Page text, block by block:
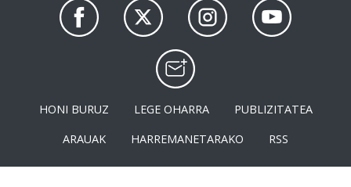
HONI BURUZ LEGE OHARRA
PUBLIZITATEA
ARAUAK
HARREMANETARAKO RSS